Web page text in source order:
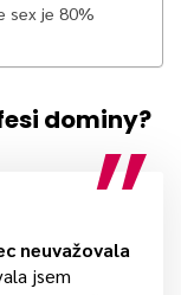
sex je 80%
dominy?
neuvažovala
jsem